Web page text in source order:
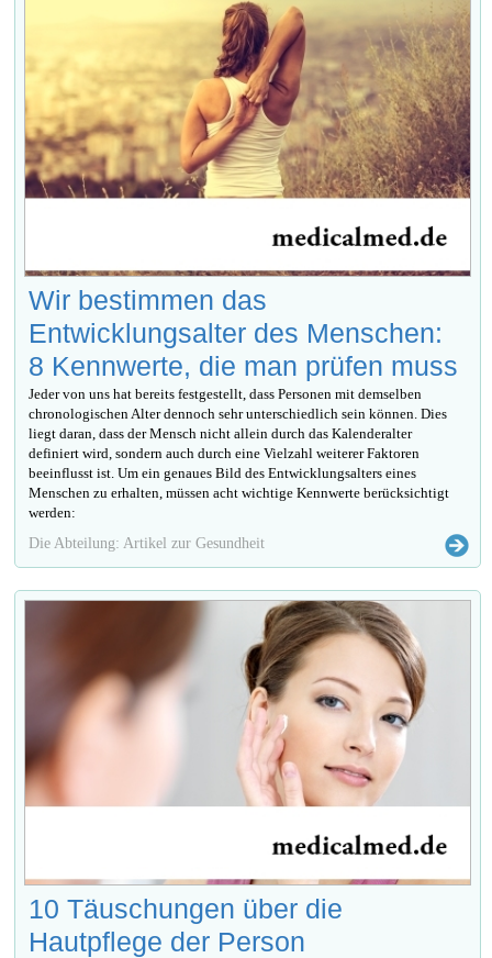
Wir bestimmen das
Entwicklungsalter des Menschen:
8 Kennwerte, die man prüfen muss
Jeder von uns hat bereits festgestellt, dass Personen mit demselben
chronologischen Alter dennoch sehr unterschiedlich sein können. Dies
liegt daran, dass der Mensch nicht allein durch das Kalenderalter
definiert wird, sondern auch durch eine Vielzahl weiterer Faktoren
beeinflusst ist. Um ein genaues Bild des Entwicklungsalters eines
Menschen zu erhalten, müssen acht wichtige Kennwerte berücksichtigt
werden:
Die Abteilung: Artikel zur Gesundheit
10 Täuschungen über die
Hautpflege der Person